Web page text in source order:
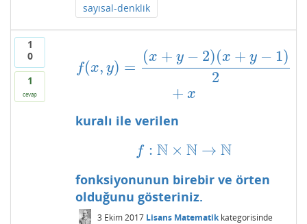
sayısal-denklik
1
0
1
cevap
f(x, y) =
(x + y − 2)(x + y − 1)
2
+ x
=(x +y −2 )(x +y−1)2+x
kuralı ile verilen
f : N × N → N
f:N ×N→ N
fonksiyonunun birebir ve örten
olduğunu gösteriniz.
3 Ekim 2017 Lisans Matematikkategorisinde